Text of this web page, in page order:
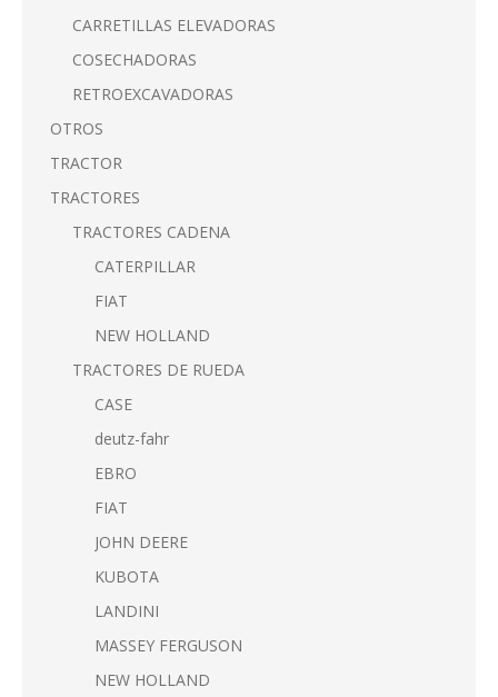
CARRETILLAS ELEVADORAS
COSECHADORAS
RETROEXCAVADORAS
OTROS
TRACTOR
TRACTORES
TRACTORES CADENA
CATERPILLAR
FIAT
NEW HOLLAND
TRACTORES DE RUEDA
CASE
deutz-fahr
EBRO
FIAT
JOHN DEERE
KUBOTA
LANDINI
MASSEY FERGUSON
NEW HOLLAND